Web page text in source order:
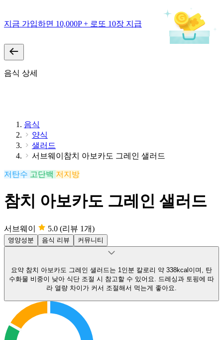
지금 가입하면 10,000P + 로또 10장 지급
음식 상세
음식
양식
샐러드
서브웨이참치 아보카도 그레인 샐러드
저탄수 고단백 저지방
참치 아보카도 그레인 샐러드
서브웨이 5.0 (리뷰 1개)
영양성분 음식 리뷰 커뮤니티
요약 참치 아보카도 그레인 샐러드는 1인분 칼로리 약 338kcal이며, 탄
수화물 비중이 낮아 식단 조절 시 참고할 수 있어요. 드레싱과 토핑에 따
라 열량 차이가 커서 조절해서 먹는게 좋아요.